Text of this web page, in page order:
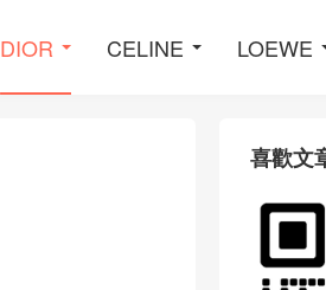
DIOR CELINE LOEWE
喜歡文